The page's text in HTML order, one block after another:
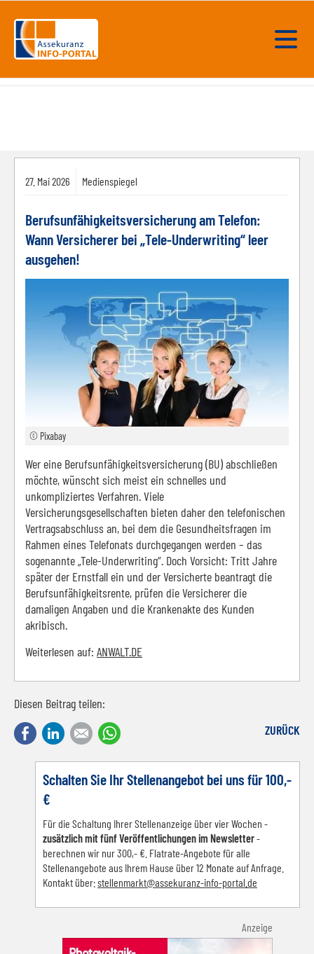
27. Mai2026 Medienspiegel
Berufsunfähigkeitsversicherung am Telefon:
Wann Versicherer bei „Tele-Underwriting“ leer
ausgehen!
© Pixabay
Wer eine Berufsunfähigkeitsversicherung (BU) abschließen
möchte, wünscht sich meist ein schnelles und
unkompliziertes Verfahren. Viele
Versicherungsgesellschaften bieten daher den telefonischen
Vertragsabschluss an, bei dem die Gesundheitsfragen im
Rahmen eines Telefonats durchgegangen werden – das
sogenannte „Tele-Underwriting“. Doch Vorsicht: Tritt Jahre
später der Ernstfall ein und der Versicherte beantragt die
Berufsunfähigkeitsrente, prüfen die Versicherer die
damaligen Angaben und die Krankenakte des Kunden
akribisch.
Weiterlesen auf: ANWALT.DE
Diesen Beitrag teilen:
FacebookLinkedInE-mail ZURÜCK
Schalten Sie Ihr Stellenangebot bei uns für 100,-
€
Für die Schaltung Ihrer Stellenanzeige über vier Wochen -
zusätzlich mit fünf Veröffentlichungen im Newsletter-
berechnen wir nur 300,- €. Flatrate-Angebote für alle
Stellenangebote aus Ihrem Hause über 12 Monate auf Anfrage.
Kontakt über:stellenmarkt@assekuranz-info-portal.de
Anzeige